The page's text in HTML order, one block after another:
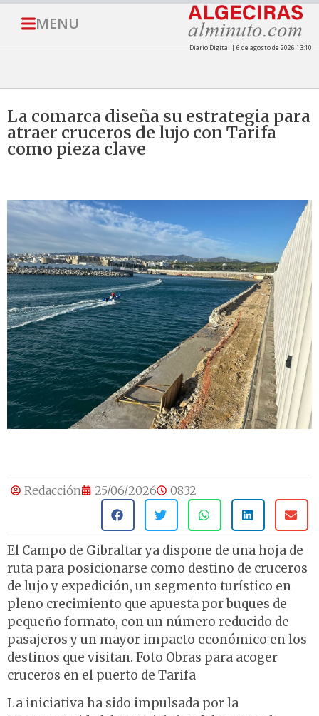
MENU
Diario Digital | 6 de agosto de 2026 13:10
La comarca diseña su estrategia para
atraer cruceros de lujo con Tarifa
como pieza clave
Redacción 25/06/2026 08:32
El Campo de Gibraltar ya dispone de una hoja de
ruta para posicionarse como destino de cruceros
de lujo y expedición, un segmento turístico en
pleno crecimiento que apuesta por buques de
pequeño formato, con un número reducido de
pasajeros y un mayor impacto económico en los
destinos que visitan. Foto Obras para acoger
cruceros en el puerto de Tarifa
La iniciativa ha sido impulsada por la